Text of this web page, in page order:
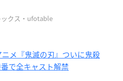
クス・ufotable
メ『鬼滅の刃』ついに鬼殺
で全キャスト解禁